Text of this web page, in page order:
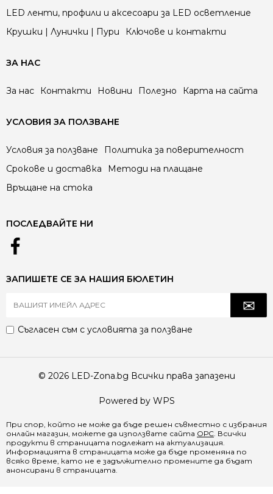
LED ленти, профили и аксесоари за LED осветление
Крушки | Лунички | Пури
Ключове и контакти
ЗА НАС
За нас Контакти Новини Полезно Карта на сайта
УСЛОВИЯ ЗА ПОЛЗВАНЕ
Условия за ползване
Политика за поверителност
Срокове и доставка
Методи на плащане
Връщане на стока
ПОСЛЕДВАЙТЕ НИ
ЗАПИШЕТЕ СЕ ЗА НАШИЯ БЮЛЕТИН
Съгласен съм с условията за ползване
© 2026 LED-Zona.bg Всички права запазени
Powered by WPS
При спор, който не може да бъде решен съвместно с избрания
онлайн магазин, можете да използвате сайта ОРС . Всички
продукти в страницата подлежат на актуализация.
Информацията в страницата може да бъде променяна по
всяко време, като не е задължително промените да бъдат
анонсирани в страницата.